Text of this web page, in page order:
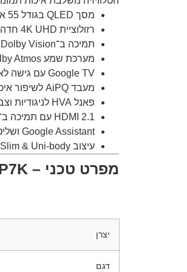
מסך QLED בגודל 55 אינץ'
רזולוציית 4K UHD חדה במיוחד
תמיכה ב־Dolby Vision ו־HDR10+
מערכת שמע Dolby Atmos עם DTS Virtual:X
Google TV עם גישה לאפליקציות המובילות
מעבד AiPQ לשיפור איכות תמונה חכם
פאנל HVA לניגודיות וצבעים עשירים
HDMI 2.1 עם תמיכה ב־eARC
Google Assistant ושליטה קולית מובנית
עיצוב Slim & Uni-body דק ויוקרתי
מפרט טכני – TCL 55P7K
יצרן
דגם